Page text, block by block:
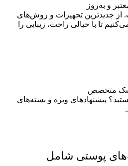
و به‌روز
جدیدترین تجهیزات و روش‌های
تا با خیالی راحت، زیبایی را
متخصص
پیشنهادهای ویژه و بسته‌های
پوستی شامل